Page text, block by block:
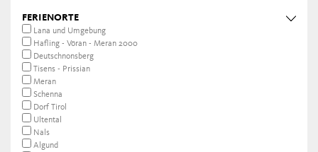
FERIENORTE
Lana und Umgebung
Hafling - Vöran - Meran 2000
Deutschnonsberg
Tisens - Prissian
Meran
Schenna
Dorf Tirol
Ultental
Nals
Algund